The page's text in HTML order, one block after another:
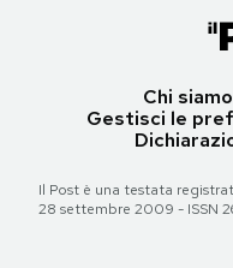
Chi siamo
Gestisci le
Il Post è una testata
28 settembre 2009 - ISSN